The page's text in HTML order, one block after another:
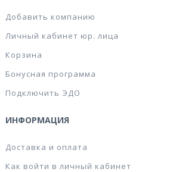
Добавить компанию
Личный кабинет юр. лица
Корзина
Бонусная программа
Подключить ЭДО
ИНФОРМАЦИЯ
Доставка и оплата
Как войти в личный кабинет